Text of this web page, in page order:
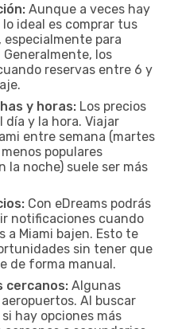
Aunque a veces hay
ideal es comprar tus
para
los
reservas entre 6 y
y horas: Los precios
y la hora. Viajar
entre semana (martes
populares
la noche) suele ser más
Con eDreams podrás
notificaciones cuando
a Miami bajen. Esto te
sin tener que
de forma manual.
cercanos: Algunas
Al buscar
hay opciones más